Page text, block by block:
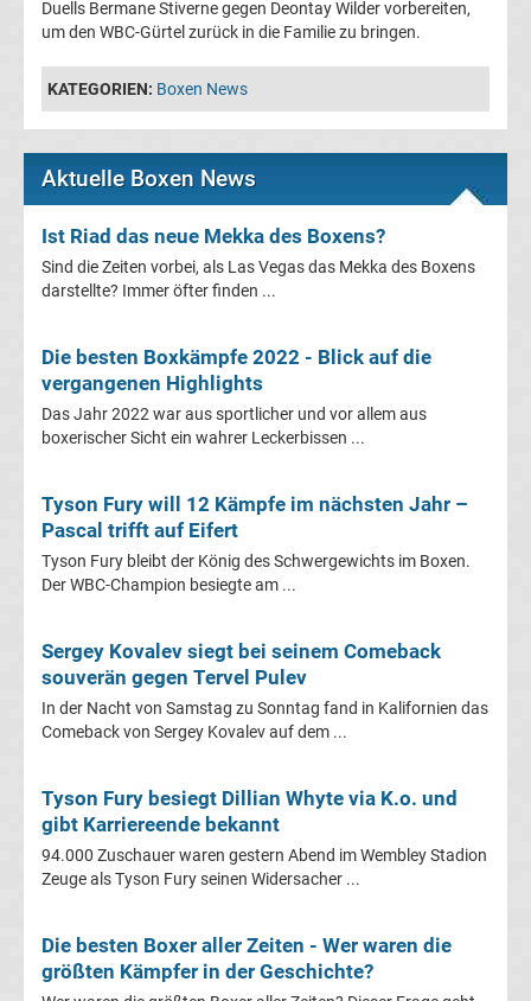
Liga
Tabelle
DFB-
Pokal
Ergebnisse
League
Tabelle
League
Europa
League
Europa
League
Ergebnisse
Duells Bermane Stiverne gegen Deontay Wilder vorbereiten,
um den WBC-Gürtel zurück in die Familie zu bringen.
KATEGORIEN: Boxen News
Aktuelle Boxen News
Ist Riad das neue Mekka des Boxens?
Sind die Zeiten vorbei, als Las Vegas das Mekka des Boxens
darstellte? Immer öfter finden ...
Die besten Boxkämpfe 2022 - Blick auf die
vergangenen Highlights
Das Jahr 2022 war aus sportlicher und vor allem aus
boxerischer Sicht ein wahrer Leckerbissen ...
Tyson Fury will 12 Kämpfe im nächsten Jahr –
Pascal trifft auf Eifert
Tyson Fury bleibt der König des Schwergewichts im Boxen.
Der WBC-Champion besiegte am ...
Sergey Kovalev siegt bei seinem Comeback
souverän gegen Tervel Pulev
In der Nacht von Samstag zu Sonntag fand in Kalifornien das
Comeback von Sergey Kovalev auf dem ...
Tyson Fury besiegt Dillian Whyte via K.o. und
gibt Karriereende bekannt
94.000 Zuschauer waren gestern Abend im Wembley Stadion
Zeuge als Tyson Fury seinen Widersacher ...
Die besten Boxer aller Zeiten - Wer waren die
größten Kämpfer in der Geschichte?